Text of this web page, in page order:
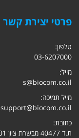
פרטי יצירת קשר
טלפון:
03-6207000
מייל:
s@biocom.co.il
מייל תמיכה:
support@biocom.co.il
כתובת:
ת.ד 40477 מבשרת ציון 9140401